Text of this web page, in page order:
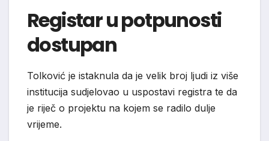
Registar u potpunosti
dostupan
Tolković je istaknula da je velik broj ljudi iz više
institucija sudjelovao u uspostavi registra te da
je riječ o projektu na kojem se radilo dulje
vrijeme.